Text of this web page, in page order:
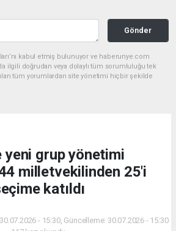
Gönder
kabul etmiş bulunuyor ve haberunye.com
ilgili doğrudan veya dolaylı tüm sorumluluğu tek
tüm yorumlardan site yönetimi hiçbir şekilde
yeni grup yönetimi
milletvekilinden 25'i
katıldı
- 15:30, Güncelleme: 30.07.2026 - 15:30